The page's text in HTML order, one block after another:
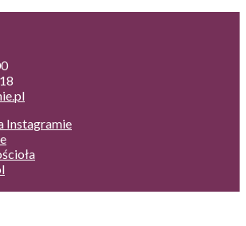
Instagramie